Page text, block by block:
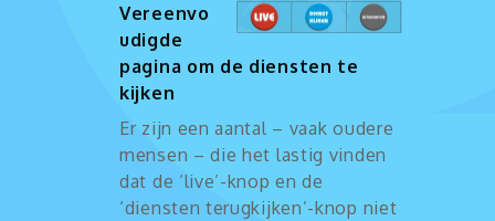
Vereenvo
udigde
pagina om de diensten te
kijken
Er zijn een aantal – vaak oudere
mensen – die het lastig vinden
dat de ‘live’-knop en de
‘diensten terugkijken’-knop niet